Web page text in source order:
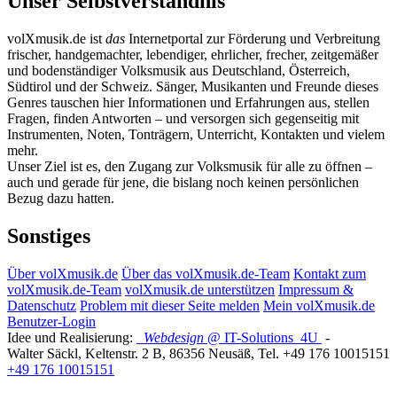
volXmusik.de ist das Internetportal zur Förderung und Verbreitung
frischer, handgemachter, lebendiger, ehrlicher, frecher, zeitgemäßer
und bodenständiger Volksmusik aus Deutschland, Österreich,
Südtirol und der Schweiz. Sänger, Musikanten und Freunde dieses
Genres tauschen hier Informationen und Erfahrungen aus, stellen
Fragen, finden Antworten – und versorgen sich gegenseitig mit
Instrumenten, Noten, Tonträgern, Unterricht, Kontakten und vielem
mehr.
Unser Ziel ist es, den Zugang zur Volksmusik für alle zu öffnen –
auch und gerade für jene, die bislang noch keinen persönlichen
Bezug dazu hatten.
Sonstiges
Über volXmusik.de Über das volXmusik.de-Team Kontakt zum
volXmusik.de-Team volXmusik.de unterstützen Impressum &
Datenschutz Problem mit dieser Seite melden Mein volXmusik.de
Benutzer-Login
Idee und Realisierung:
Webdesign @ IT-Solutions 4U -
Walter Säckl, Keltenstr. 2 B, 86356 Neusäß, Tel. +49 176 10015151
+49 176 10015151